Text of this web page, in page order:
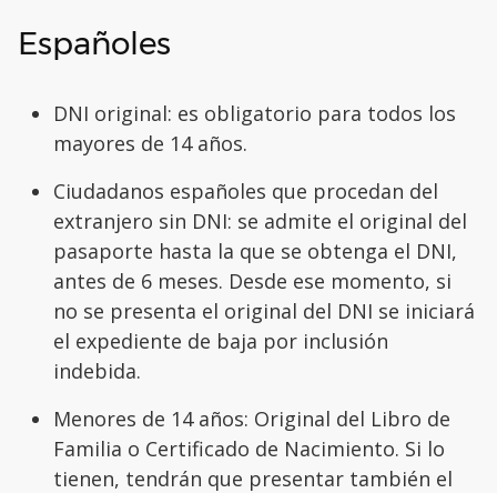
Españoles
DNI original: es obligatorio para todos los
mayores de 14 años.
Ciudadanos españoles que procedan del
extranjero sin DNI: se admite el original del
pasaporte hasta la que se obtenga el DNI,
antes de 6 meses. Desde ese momento, si
no se presenta el original del DNI se iniciará
el expediente de baja por inclusión
indebida.
Menores de 14 años: Original del Libro de
Familia o Certificado de Nacimiento. Si lo
tienen, tendrán que presentar también el